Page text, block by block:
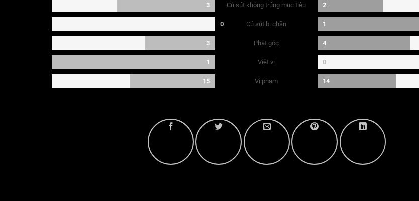
3 Cú sút không trúng mục tiêu 2
0 Cú sút bị chặn 1
3 Phạt góc 4
1 Việt vị 0
15 Vi phạm 14